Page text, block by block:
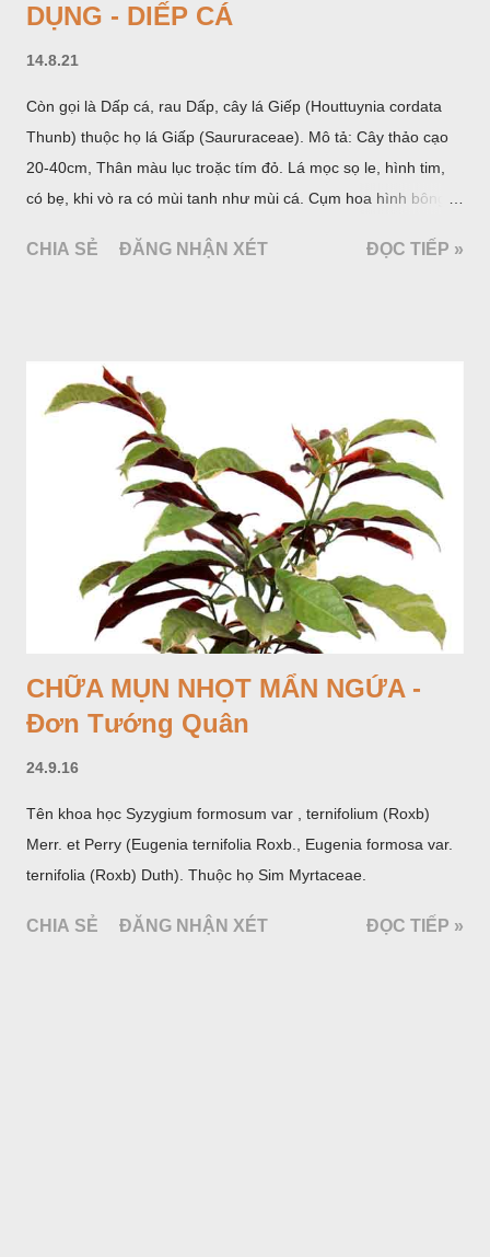
DỤNG - DIẾP CÁ
14.8.21
Còn gọi là Dấp cá, rau Dấp, cây lá Giếp (Houttuynia cordata
Thunb) thuộc họ lá Giấp (Saururaceae). Mô tả: Cây thảo cạo
20-40cm, Thân màu lục troặc tím đỏ. Lá mọc sọ le, hình tim,
có bẹ, khi vò ra có mùi tanh như mùi cá. Cụm hoa hình bông
nhạt. Hạt hình trái xoan nhẵn. Mùa hoa quả: tháng 5 – 7.
CHIA SẺ ĐĂNG NHẬN XÉT ĐỌC TIẾP »
CHỮA MỤN NHỌT MẨN NGỨA -
Đơn Tướng Quân
24.9.16
Tên khoa học Syzygium formosum var , ternifolium (Roxb)
Merr. et Perry (Eugenia ternifolia Roxb., Eugenia formosa var.
ternifolia (Roxb) Duth). Thuộc họ Sim Myrtaceae.
CHIA SẺ ĐĂNG NHẬN XÉT ĐỌC TIẾP »